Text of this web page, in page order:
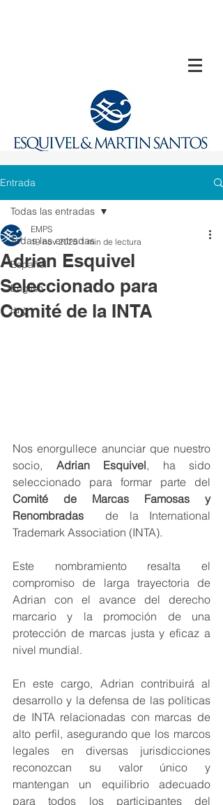
Entrada
Todas las entradas
Español
English
中文
Todas las entradas
Adrian Esquivel
Seleccionado para
Comité de la INTA
EMPS
19 nov 2025 1 min de lectura
Nos enorgullece anunciar que nuestro
socio, Adrian Esquivel, ha sido
Comité de Marcas Famosas y
Renombradas de la International
Trademark Association (INTA).
Este nombramiento resalta el
compromiso de larga trayectoria de
Adrian con el avance del derecho
marcario y la promoción de una
protección de marcas justa y eficaz a
nivel mundial.
En este cargo, Adrian contribuirá al
desarrollo y la defensa de las políticas
de INTA relacionadas con marcas de
alto perfil, asegurando que los marcos
legales en diversas jurisdicciones
reconozcan su valor único y
mantengan un equilibrio adecuado
para todos los participantes del